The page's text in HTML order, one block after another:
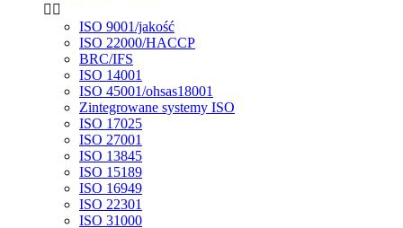
 
ISO 9001/jakość
ISO 22000/HACCP
BRC/IFS
ISO 14001
ISO 45001/ohsas18001
Zintegrowane systemy ISO
ISO 17025
ISO 27001
ISO 13845
ISO 15189
ISO 16949
ISO 22301
ISO 31000